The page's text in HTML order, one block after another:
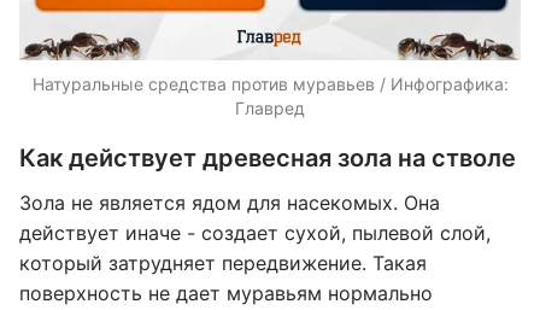
Натуральные средства против муравьев / Инфографика:
Главред
Как действует древесная зола на стволе
Зола не является ядом для насекомых. Она
действует иначе - создает сухой, пылевой слой,
который затрудняет передвижение. Такая
поверхность не дает муравьям нормально